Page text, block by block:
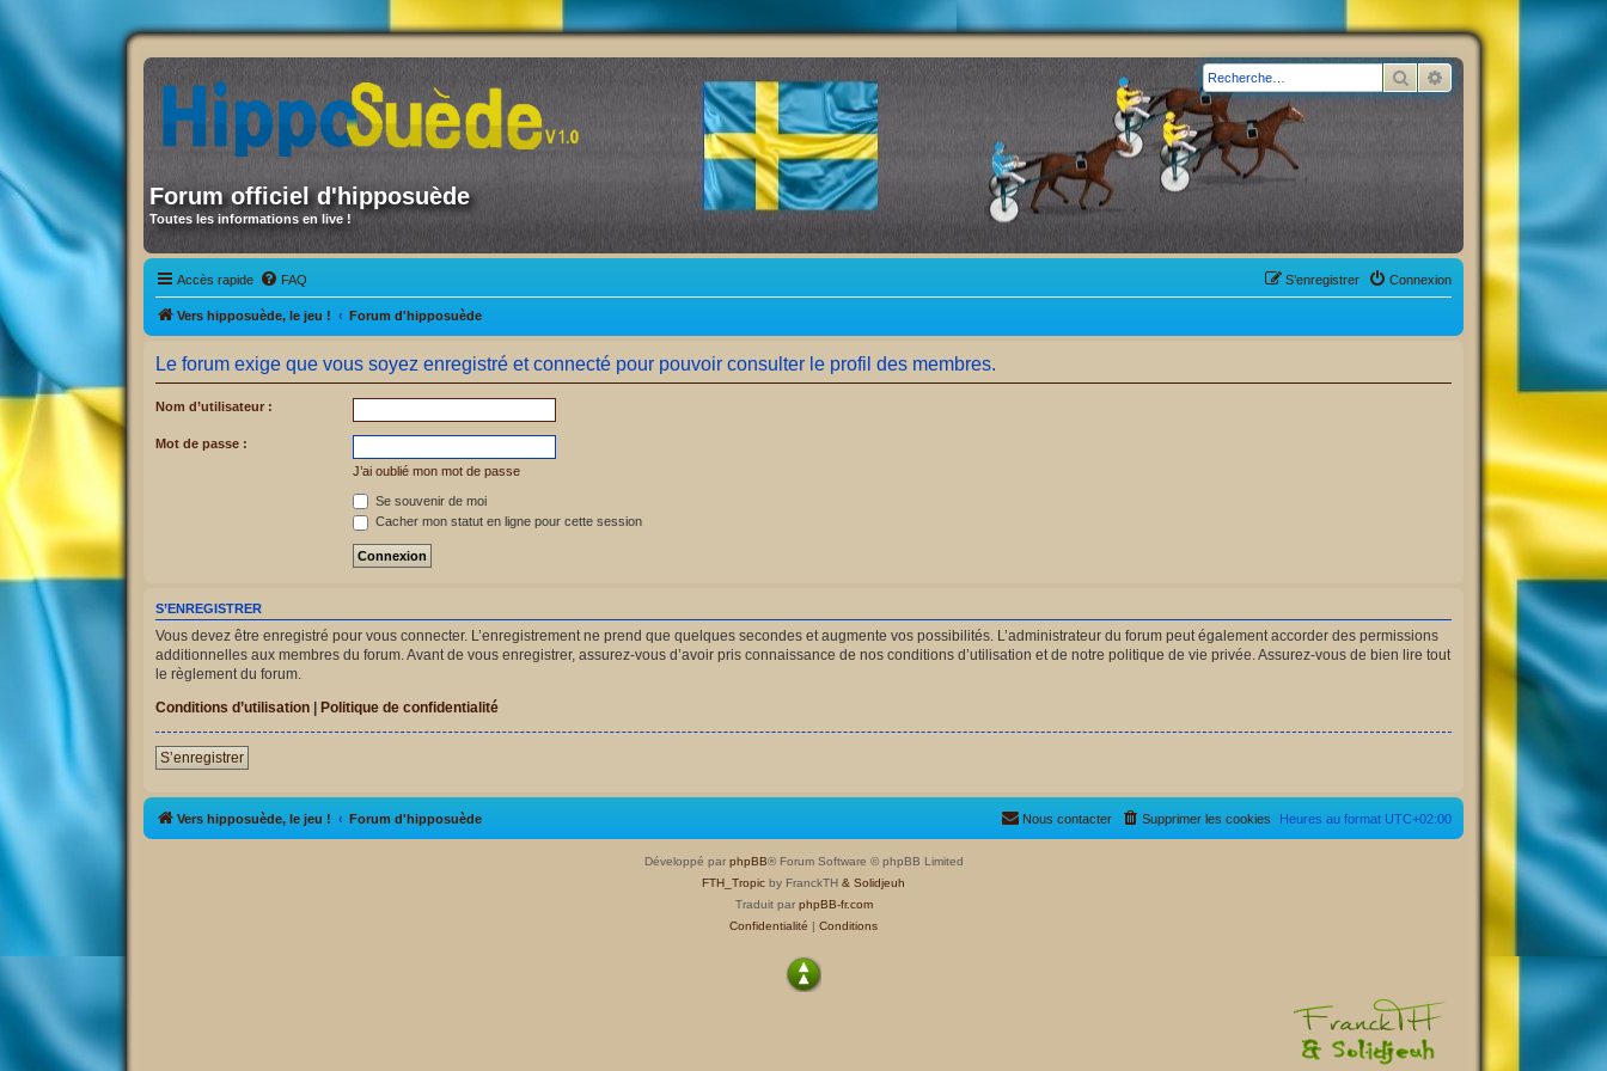
Forum officiel d'hipposuède
Toutes les informations en live !
Rechercher
Accès rapide FAQ Connexion
S’enregistrer
Vers hipposuède, le jeu ! Forum d'hipposuède
Le forum exige que vous soyez enregistré et connecté pour pouvoir consulter le profil des membres.
Nom d’utilisateur :
Mot de passe :
J’ai oublié mon mot de passe
Se souvenir de moi
Cacher mon statut en ligne pour cette session
S’ENREGISTRER
Vous devez être enregistré pour vous connecter. L’enregistrement ne prend que quelques secondes et augmente vos possibilités. L’administrateur du forum peut également accorder des permissions
additionnelles aux membres du forum. Avant de vous enregistrer, assurez-vous d’avoir pris connaissance de nos conditions d’utilisation et de notre politique de vie privée. Assurez-vous de bien lire tout
le règlement du forum.
Conditions d’utilisation
Politique de confidentialité
S’enregistrer
Vers hipposuède, le jeu ! Forum d'hipposuède Heures au format UTC+02:00
Supprimer les cookies
Nous contacter
Développé par phpBB® Forum Software © phpBB Limited
FTH_Tropic by FranckTH & Solidjeuh
Traduit par phpBB-fr.com
Confidentialité | Conditions